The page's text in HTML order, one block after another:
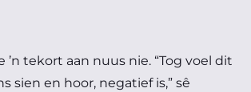
’n tekort aan nuus nie. “Tog voel dit
sien en hoor, negatief is,” sê